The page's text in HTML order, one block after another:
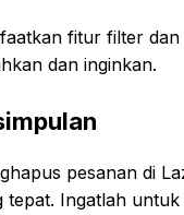
fitur filter
dan inginkan.
pesanan di
tepat. Ingatlah